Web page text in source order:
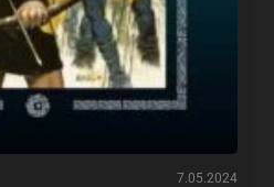
7.05.2024